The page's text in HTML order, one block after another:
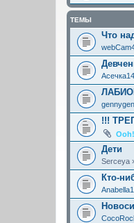
ТЕМЫ
Что
Асечка14
!!!
Дети
Serceya
Кто-